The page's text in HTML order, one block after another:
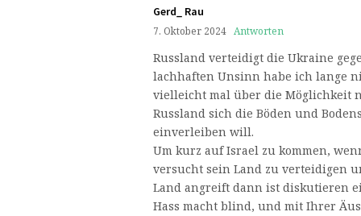
Gerd_ Rau
7. Oktober 2024 Antworten
Russland verteidigt die Ukraine
lachhaften Unsinn habe ich lange
vielleicht mal über die Möglichkeit
Russland sich die Böden und
einverleiben will.
Um kurz auf Israel zu kommen,
versucht sein Land zu verteidigen
Land angreift dann ist diskutieren
Hass macht blind, und mit Ihrer